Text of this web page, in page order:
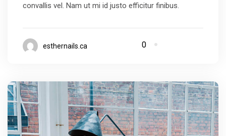
convallis vel. Nam ut mi id justo efficitur finibus.
esthernails.ca 0